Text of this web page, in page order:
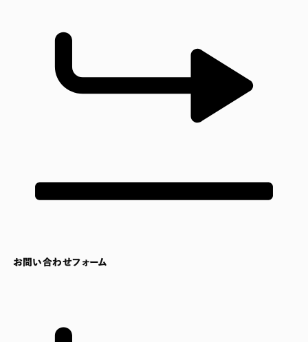
お問い合わせフォーム